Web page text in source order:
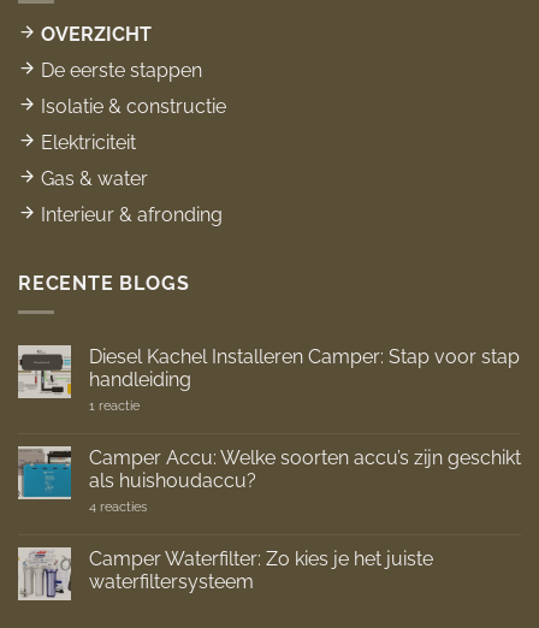
OVERZICHT
De eerste stappen
Isolatie & constructie
Elektriciteit
Gas & water
Interieur & afronding
RECENTE BLOGS
Diesel Kachel Installeren Camper: Stap voor stap
handleiding
1 reactieop
Installeren
Camper:
Stap
stap
Camper Accu: Welke soorten accu’s zijn geschikt
als huishoudaccu?
4 reactiesop
Welke
soorten
accu’s
Camper Waterfilter: Zo kies je het juiste
waterfiltersysteem